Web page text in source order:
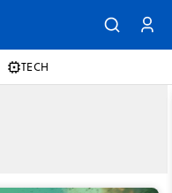
TECH